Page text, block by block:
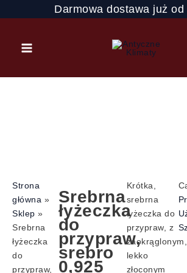
do
Darmowa dostawa już od
Strona
główna »
Sklep »
Srebrna
łyżeczka
do
przypraw,
Srebrna
łyżeczka
do
przypraw,
srebro
0,925
Krótka,
srebrna
łyżeczka do
przypraw, z
zaokrąglonym,
lekko
złoconym